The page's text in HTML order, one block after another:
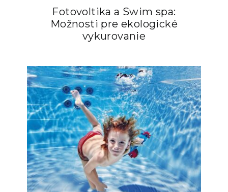
Fotovoltika a Swim spa:
Možnosti pre ekologické
vykurovanie